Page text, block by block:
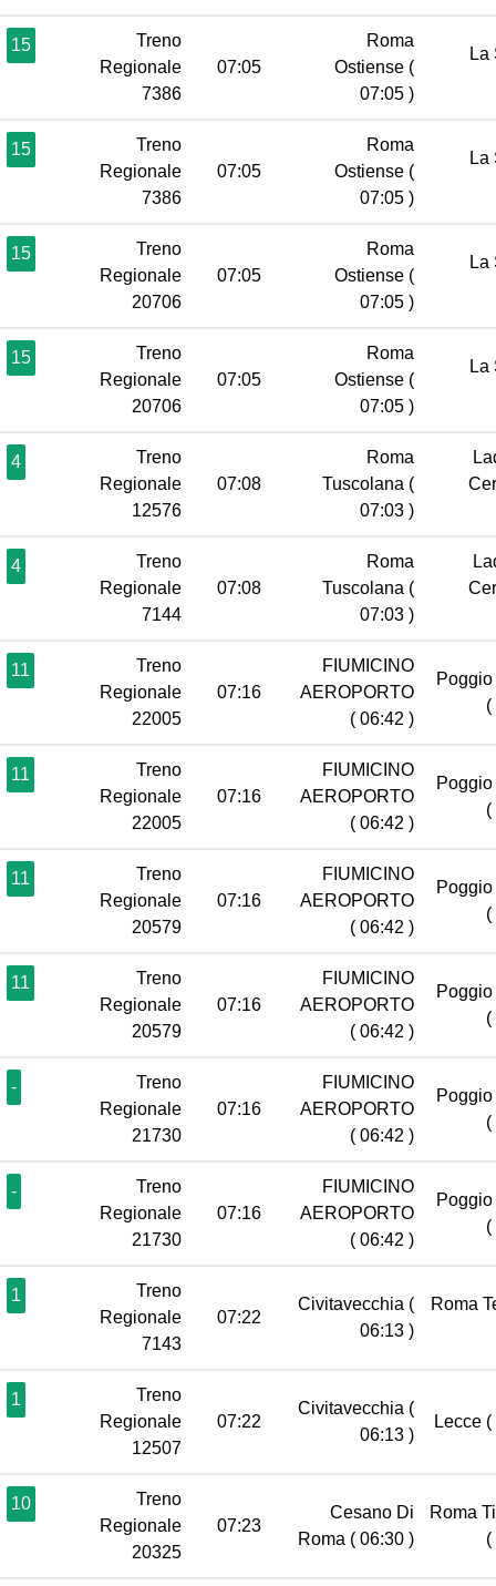
15
Treno
Regionale
7386
07:05
Roma
Ostiense (
07:05 )
La
15
Treno
Regionale
7386
07:05
Roma
Ostiense (
07:05 )
La
15
Treno
Regionale
20706
07:05
Roma
Ostiense (
07:05 )
La
15
Treno
Regionale
20706
07:05
Roma
Ostiense (
07:05 )
La
4
Treno
Regionale
12576
07:08
Roma
Tuscolana (
07:03 )
4
Treno
Regionale
7144
07:08
Roma
Tuscolana (
07:03 )
11
Treno
Regionale
22005
07:16
FIUMICINO
AEROPORTO
( 06:42 )
(
11
Treno
Regionale
22005
07:16
FIUMICINO
AEROPORTO
( 06:42 )
(
11
Treno
Regionale
20579
07:16
FIUMICINO
AEROPORTO
( 06:42 )
(
11
Treno
Regionale
20579
07:16
FIUMICINO
AEROPORTO
( 06:42 )
(
-
Treno
Regionale
21730
07:16
FIUMICINO
AEROPORTO
( 06:42 )
(
-
Treno
Regionale
21730
07:16
FIUMICINO
AEROPORTO
( 06:42 )
(
1
Treno
Regionale
7143
07:22
Civitavecchia (
06:13 )
Roma
1
Treno
Regionale
12507
07:22
Civitavecchia (
06:13 )
Lecce (
10
Treno
Regionale
20325
07:23
Cesano Di
Roma ( 06:30 )
Roma
(